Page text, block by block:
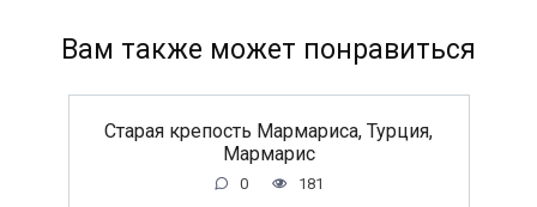
Вам также может понравиться
Старая крепость Мармариса, Турция,
Мармарис
0 181